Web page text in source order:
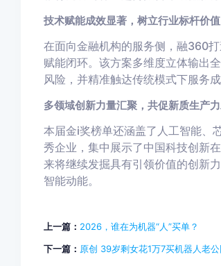
技术赋能成效显著，树立行业标杆价值
在面向金融机构的服务侧，融360
赋能闭环。该方案多维度立体输出
风险，并精准触达传统模式下服务
多领域创新力量汇聚，共促新质生产
本届金i奖榜单还涵盖了人工智能、
秀企业，集中展示了中国科技创新
来将继续发掘具有引领价值的创新
智能动能。
上一篇： 2026，谁在为机器“人”买单？
下一篇： 原创 39岁剩女花1万7买机器人老